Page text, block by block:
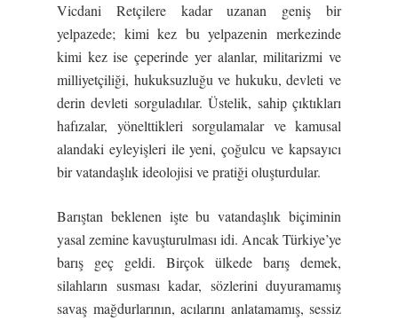
Vicdani Retçilere kadar uzanan geniş bir
yelpazede; kimi kez bu yelpazenin merkezinde
kimi kez ise çeperinde yer alanlar, militarizmi ve
milliyetçiliği, hukuksuzluğu ve hukuku, devleti ve
derin devleti sorguladılar. Üstelik, sahip çıktıkları
hafızalar, yönelttikleri sorgulamalar ve kamusal
alandaki eyleyişleri ile yeni, çoğulcu ve kapsayıcı
bir vatandaşlık ideolojisi ve pratiği oluşturdular.
Barıştan beklenen işte bu vatandaşlık biçiminin
yasal zemine kavuşturulması idi. Ancak Türkiye’ye
barış geç geldi. Birçok ülkede barış demek,
silahların susması kadar, sözlerini duyuramamış
savaş mağdurlarının, acılarını anlatamamış, sessiz